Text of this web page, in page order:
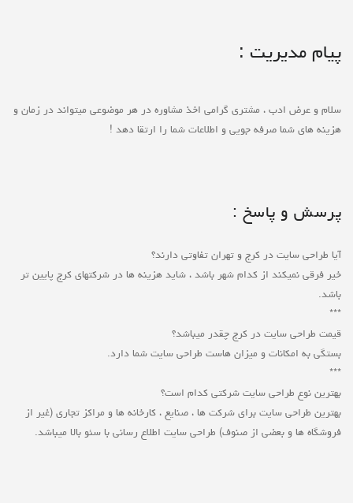
پیام مدیریت :
سلام و عرض ادب ، مشتری گرامی اخذ مشاوره در هر موضوعی میتواند در زمان و
هزینه های شما صرفه جویی و اطلاعات شما را ارتقا دهد !
پرسش و پاسخ :
آیا طراحی سایت در کرج و تهران تفاوتی دارند؟
خیر فرقی نمیکند از کدام شهر باشد ، شاید هزینه ها در شرکتهای کرج پایین تر
باشد.
***
قیمت طراحی سایت در کرج چقدر میباشد؟
بستگی به امکانات و میزان هاست طراحی سایت شما دارد.
***
بهترین نوع طراحی سایت شرکتی کدام است؟
بهترین طراحی سایت برای شرکت ها ، صنایع ، کارخانه ها و مراکز تجاری (غیر از
فروشگاه ها و بعضی از صنوف) طراحی سایت اطلاع رسانی با سئو بالا میباشد.